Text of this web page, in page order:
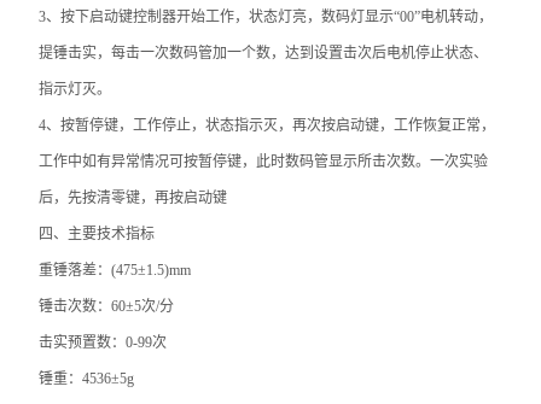
3、按下启动键控制器开始工作，状态灯亮，数码灯显示“00”电机转动，
提锤击实，每击一次数码管加一个数，达到设置击次后电机停止状态、
指示灯灭。
4、按暂停键，工作停止，状态指示灭，再次按启动键，工作恢复正常，
工作中如有异常情况可按暂停键，此时数码管显示所击次数。一次实验
后，先按清零键，再按启动键
四、 主要技术指标
重锤落差：(475±1.5)mm
锤击次数：60±5次/分
击实预置数：0-99次
锤重：4536±5g